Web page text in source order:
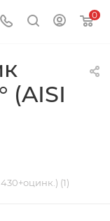
0
(AISI
(1)